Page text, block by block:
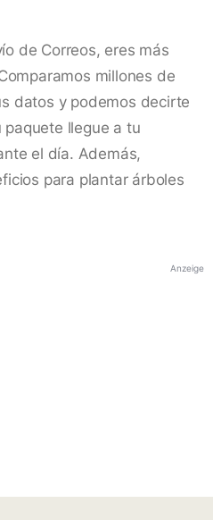
de Correos, eres más
millones de
datos y podemos decirte
llegue a tu
el día. Además,
para plantar árboles
Anzeige